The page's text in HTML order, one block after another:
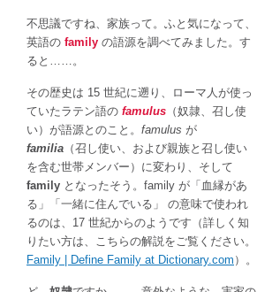
チ
は
不思議ですね、家族って。ふと気になって、
英語の family の語源を調べてみました。す
ると……。
その歴史は 15 世紀に遡り、ローマ人が使っ
ていたラテン語の famulus （奴隷、召し使
い）が語源とのこと。 famulus が
familia （召し使い、および親族と召し使い
を含む世帯メンバー）に変わり、そして
family となったそう。family が「血縁があ
る」「一緒に住んでいる」 の意味で使われ
るのは、17 世紀からのようです（詳しく知
りたい方は、こちらの解説をご覧ください。
Family | Define Family at Dictionary.com ）。